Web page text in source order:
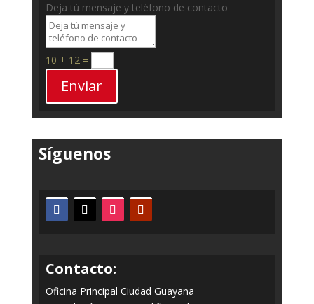
Deja tú mensaje y teléfono de contacto
10 + 12=
Enviar
Síguenos
Contacto:
Oficina Principal Ciudad Guayana